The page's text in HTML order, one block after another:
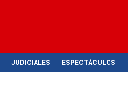
JUDICIALES ESPECTÁCULOS